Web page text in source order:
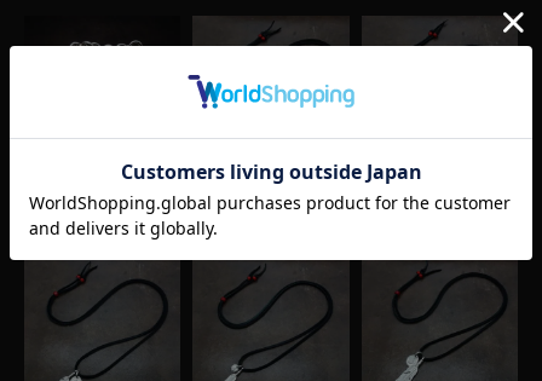
リンクチェーン ブレスレット
（シルバー）
77,000(税込)
大フェザー左（シルバー）×小メタルチャーム×鹿革紐×アンティークビーズ/ネックレスカスタム
¥41,800(税込)
¥ 25,300(税込)